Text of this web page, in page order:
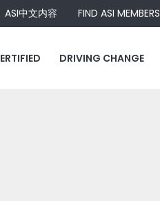
ASI中文内容 FIND ASI MEMBERS
DRIVING CHANGE